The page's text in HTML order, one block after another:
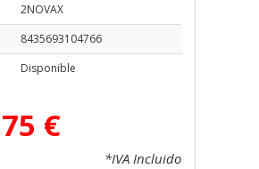
2NOVAX
8435693104766
Disponible
€
*IVA Incluido